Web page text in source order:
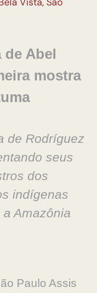
de Abel
mostra
de Rodríguez
seus
dos
indígenas
Amazônia
Paulo Assis